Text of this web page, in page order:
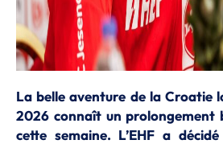
La belle aventure de la Croatie
2026 connaît un prolongement
cette semaine. L’EHF a